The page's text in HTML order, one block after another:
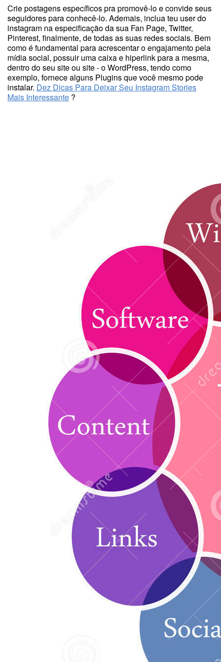
Crie postagens específicos pra promovê-lo e convide seus
seguidores para conhecê-lo. Ademais, inclua teu user do
instagram na especificação da sua Fan Page, Twitter,
Pinterest, finalmente, de todas as suas redes sociais. Bem
como é fundamental para acrescentar o engajamento pela
mídia social, possuir uma caixa e hiperlink para a mesma,
dentro do seu site ou site - o WordPress, tendo como
exemplo, fornece alguns Plugins que você mesmo pode
instalar. Dez Dicas Para Deixar Seu Instagram Stories
Mais Interessante ?